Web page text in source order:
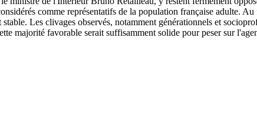
comme représentatifs de la population française adulte.
Les clivages observés, notamment générationnels et
majorité favorable serait suffisamment solide pour peser sur